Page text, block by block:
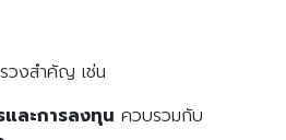
วงสำคัญ เช่น
ละการลงทุน ควบรวมกับ